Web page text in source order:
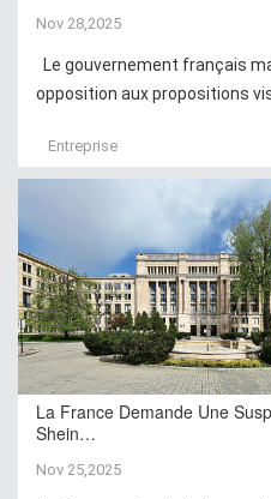
Nov 28,2025
Le gouvernement français
opposition aux propositions
Entreprise
La France Demande Une
Shein…
Nov 25,2025